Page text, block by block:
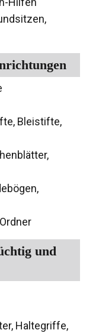
Bleistifte,
und
Haltegriffe,